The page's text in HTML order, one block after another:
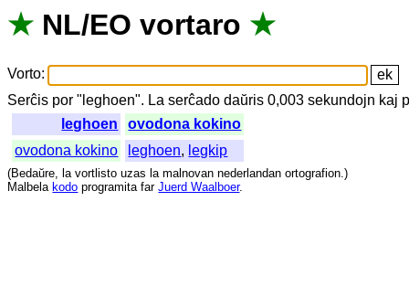
★ NL/EO vortaro ★
Vorto:
Serĉis por " leghoen". La serĉado daŭris 0,003sekundojn kaj
leghoen
ovodona kokino
ovodona kokino
leghoen, legkip
(Bedaŭre, la vortlisto uzas la malnovan nederlandan ortografion.)
Malbela kodo programita far Juerd Waalboer.